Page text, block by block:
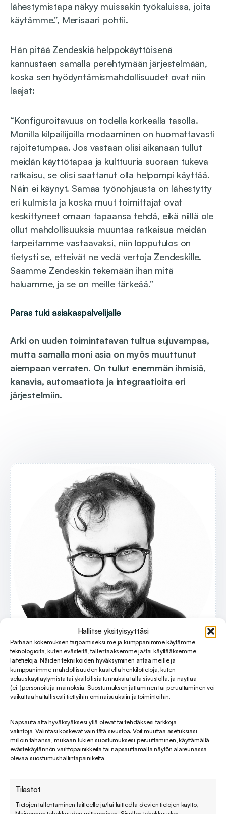
Hallitse yksityisyyttäsi
Parhaan kokemuksen tarjoamiseksi me ja kumppanimme käytämme
teknologioita, kuten evästeitä, tallentaaksemme ja/tai käyttääksemme
laitetietoja. Näiden tekniikoiden hyväksyminen antaa meille ja
kumppanimme mahdollisuuden käsitellä henkilötietoja, kuten
selauskäyttäytymistä tai yksilöllisiä tunnuksia tällä sivustolla, ja näyttää
(ei-)personoituja mainoksia. Suostumuksen jättäminen tai peruuttaminen voi
vaikuttaa haitallisesti tiettyihin ominaisuuksiin ja toimintoihin.
Napsauta alta hyväksyäksesi yllä olevat tai tehdäksesi tarkkoja
valintoja. Valintasi koskevat vain tätä sivustoa. Voit muuttaa asetuksiasi
milloin tahansa, mukaan lukien suostumuksesi peruuttaminen, käyttämällä
evästekäytännön vaihtopainikkeita tai napsauttamalla näytön alareunassa
olevaa suostumushallintapainiketta.
Tilastot
Tietojen tallentaminen laitteelle ja/tai laitteella olevien tietojen käyttö,
lähestymistapa näkyy muissakin työkaluissa, joita
käytämme.”, Merisaari pohtii.
Hän pitää Zendeskiä helppokäyttöisenä
kannustaen samalla perehtymään järjestelmään,
koska sen hyödyntämismahdollisuudet ovat niin
laajat:
“Konfiguroitavuus on todella korkealla tasolla.
Monilla kilpailijoilla modaaminen on huomattavasti
rajoitetumpaa. Jos vastaan olisi aikanaan tullut
meidän käyttötapaa ja kulttuuria suoraan tukeva
ratkaisu, se olisi saattanut olla helpompi käyttää.
Näin ei käynyt. Samaa työnohjausta on lähestytty
eri kulmista ja koska muut toimittajat ovat
keskittyneet omaan tapaansa tehdä, eikä niillä ole
ollut mahdollisuuksia muuntaa ratkaisua meidän
tarpeitamme vastaavaksi, niin lopputulos on
tietysti se, etteivät ne vedä vertoja Zendeskille.
Saamme Zendeskin tekemään ihan mitä
haluamme, ja se on meille tärkeää.”
Paras tuki asiakaspalvelijalle
Arki on uuden toimintatavan tultua sujuvampaa,
mutta samalla moni asia on myös muuttunut
aiempaan verraten. On tullut enemmän ihmisiä,
kanavia, automaatiota ja integraatioita eri
järjestelmiin.
kontekstin ja työkalut inhimillisellä tavalla, mikä
vähentää virheitä ja multitaskaamista. Se
helpottaa näin keskittymistä ja tehostaa tiimirajat
ylittävää yhteistyötä. Olen testannut
toista läheskään yhtä ammattimaista
asiakaspalvelijan työkalua.”, Merisaari kehuu.